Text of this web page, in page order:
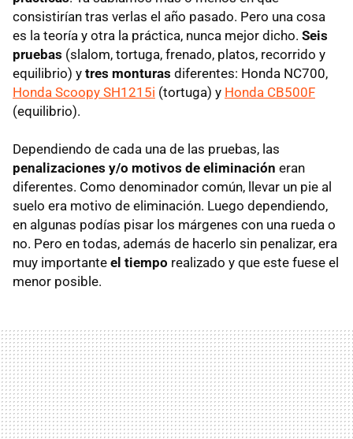
consistirían tras verlas el año pasado. Pero una cosa
es la teoría y otra la práctica, nunca mejor dicho. Seis
pruebas (slalom, tortuga, frenado, platos, recorrido y
equilibrio) y tres monturas diferentes: Honda NC700,
Honda Scoopy SH1215i (tortuga) y Honda CB500F
(equilibrio).
Dependiendo de cada una de las pruebas, las
penalizaciones y/o motivos de eliminación eran
diferentes. Como denominador común, llevar un pie al
suelo era motivo de eliminación. Luego dependiendo,
en algunas podías pisar los márgenes con una rueda o
no. Pero en todas, además de hacerlo sin penalizar, era
muy importante el tiempo realizado y que este fuese el
menor posible.